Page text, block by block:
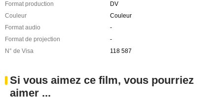
Format production
DV
Couleur
Couleur
Format audio
-
Format de projection
-
N° de Visa
118 587
Si vous aimez ce film, vous pourriez
aimer ...